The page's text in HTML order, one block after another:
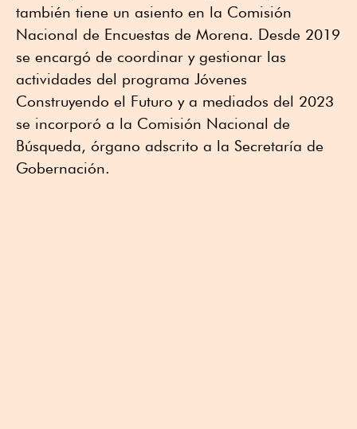
también tiene un asiento en la Comisión
Nacional de Encuestas de Morena. Desde 2019
se encargó de coordinar y gestionar las
actividades del programa Jóvenes
Construyendo el Futuro y a mediados del 2023
se incorporó a la Comisión Nacional de
Búsqueda, órgano adscrito a la Secretaría de
Gobernación.